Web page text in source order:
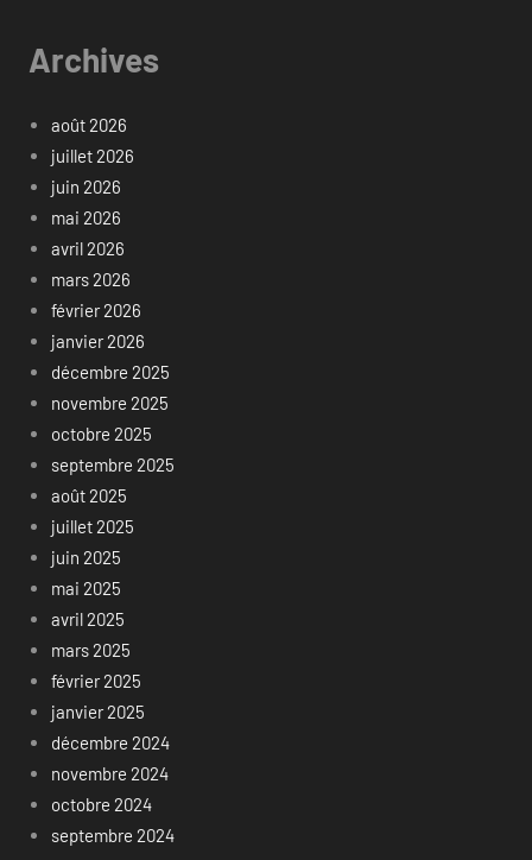
Archives
août 2026
juillet 2026
juin 2026
mai 2026
avril 2026
mars 2026
février 2026
janvier 2026
décembre 2025
novembre 2025
octobre 2025
septembre 2025
août 2025
juillet 2025
juin 2025
mai 2025
avril 2025
mars 2025
février 2025
janvier 2025
décembre 2024
novembre 2024
octobre 2024
septembre 2024